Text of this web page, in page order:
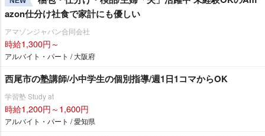
azon仕分け社食で家計にも優しい
アマゾンジャパン合同会社
時給1,300円～
アルバイト・パート / 大阪府
西尾市の塾講師/小中学生の個別指導/週1日1コマからOK
学習塾 Study at
時給1,200円～1,600円
アルバイト・パート / 愛知県